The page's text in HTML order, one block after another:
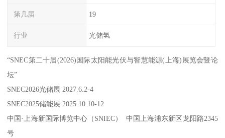
第几届 19
行业 光储氢
“SNEC第二十届(2026)国际太阳能光伏与智慧能源(上海)展览会暨论
坛”
SNEC2026光储展 2027.6.2-4
SNEC2025储能展 2025.10.10-12
中国·上海新国际博览中心（SNIEC） 中国上海浦东新区龙阳路2345
号